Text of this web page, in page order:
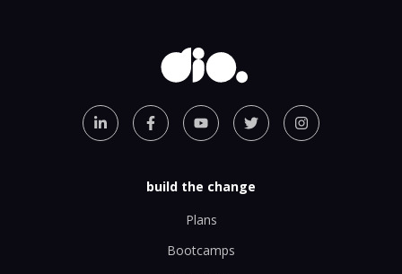
build the change
Plans
Bootcamps